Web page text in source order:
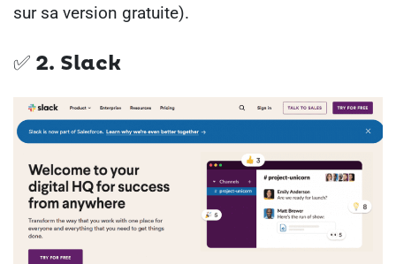
sur sa version gratuite).
✅ 2. Slack